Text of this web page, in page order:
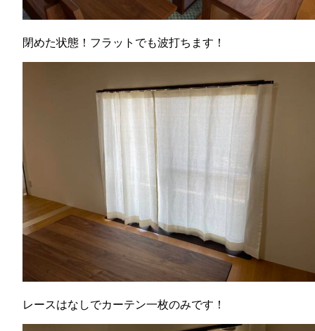
閉めた状態！フラットでも波打ちます！
レースはなしでカーテン一枚のみです！